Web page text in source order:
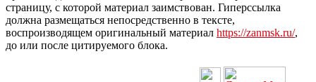
страницу, с которой материал заимствован. Гиперссылка
должна размещаться непосредственно в тексте,
воспроизводящем оригинальный материал https://zanmsk.ru/,
до или после цитируемого блока.